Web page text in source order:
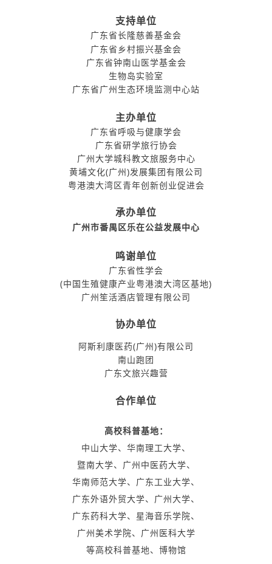
支持单位
广东省长隆慈善基金会
广东省乡村振兴基金会
广东省钟南山医学基金会
生物岛实验室
广东省广州生态环境监测中心站
主办单位
广东省呼吸与健康学会
广东省研学旅行协会
广州大学城科教文旅服务中心
黄埔文化(广州)发展集团有限公司
粤港澳大湾区青年创新创业促进会
承办单位
广州市番禺区乐在公益发展中心
鸣谢单位
广东省性学会
(中国生殖健康产业粤港澳大湾区基地)
广州笙活酒店管理有限公司
协办单位
阿斯利康医药(广州)有限公司
南山跑团
广东文旅兴趣营
合作单位
高校科普基地：
中山大学、华南理工大学、
暨南大学、广州中医药大学、
华南师范大学、广东工业大学、
广东外语外贸大学、广州大学、
广东药科大学、星海音乐学院、
广州美术学院、广州医科大学
等高校科普基地、博物馆